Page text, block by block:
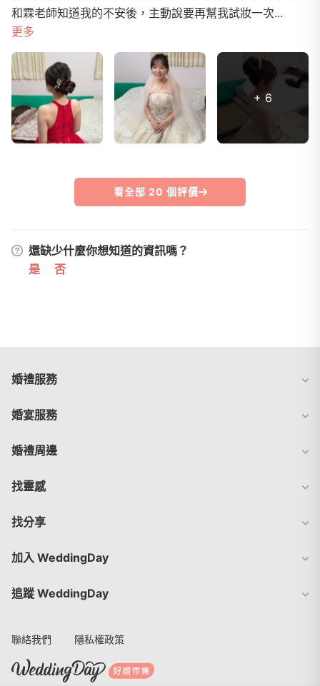
和霖老師知道我的不安後，主動說要再幫我試妝一次...
更多
+ 6
看全部 20 個評價
還缺少什麼你想知道的資訊嗎？
是
否
婚禮服務
婚宴服務
婚禮周邊
找靈感
找分享
加入 WeddingDay
追蹤 WeddingDay
聯絡我們 隱私權政策